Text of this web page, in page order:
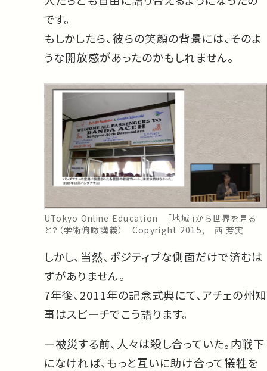
です。
もしかしたら、彼らの笑顔の背景には、そのよ
うな開放感があったのかもしれません。
UTokyo Online Education 「地域」から世界を見る
と？（学術俯瞰講義） Copyright 2015, 西 芳実
しかし、当然、ポジティブな側面だけで済むは
ずがありません。
7年後、2011年の記念式典にて、アチェの州知
事はスピーチでこう語ります。
—被災する前、人々は殺し合っていた。内戦下
になければ、もっと互いに助け合って犠牲を